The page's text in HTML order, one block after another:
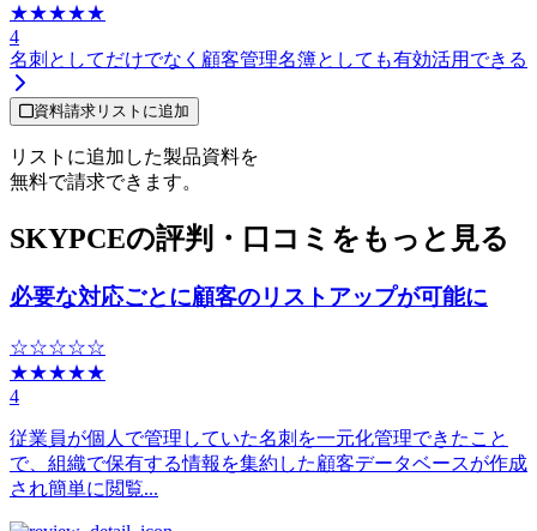
★★★★★
4
名刺としてだけでなく顧客管理名簿としても有効活用できる
資料請求リストに追加
リストに追加した製品資料を
無料で請求できます。
SKYPCEの評判・口コミをもっと見る
必要な対応ごとに顧客のリストアップが可能に
☆☆☆☆☆
★★★★★
4
従業員が個人で管理していた名刺を一元化管理できたこと
で、組織で保有する情報を集約した顧客データベースが作成
され簡単に閲覧...